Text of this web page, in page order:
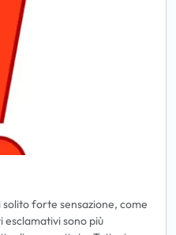
forte sensazione, come
esclamativi sono più